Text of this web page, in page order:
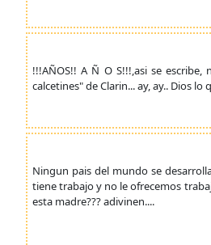
!!!AÑOS!! A Ñ O S!!!,asi se
calcetines" de Clarin... ay, ay.. Dios lo
Ningun pais del mundo se
tiene trabajo y no le ofrecemos
esta madre??? adivinen....